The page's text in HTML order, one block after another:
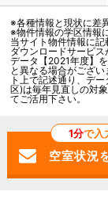
※各種情報と現状に差
※物件情報の学区情報
当サイト物件情報に
ダウンロードサービ
データ【2021年度】
と異なる場合がござ
ト上で記述通り、デ
区)は毎年見直しの対
てご活用下さい。
1分で入